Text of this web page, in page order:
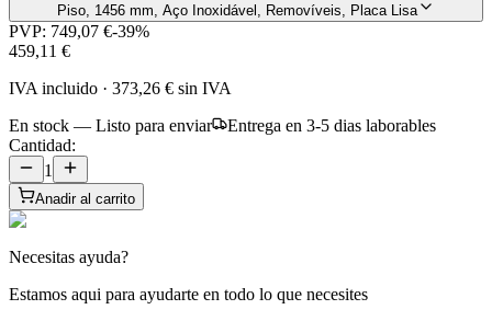
Piso, 1456 mm, Aço Inoxidável, Removíveis, Placa Lisa
PVP: 749,07 €-39%
459,11 €
IVA incluido · 373,26 € sin IVA
En stock — Listo para enviar
Entrega en 3-5 dias laborables
Cantidad:
1
Anadir al carrito
Necesitas ayuda?
Estamos aqui para ayudarte en todo lo que necesites